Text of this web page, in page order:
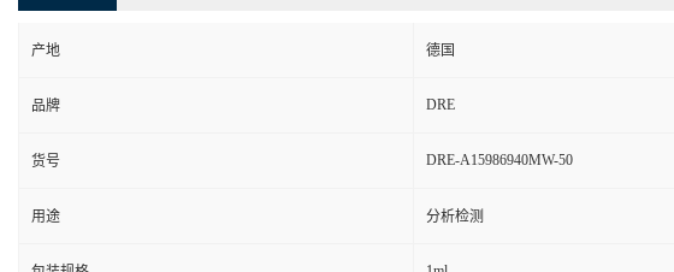
产地 德国
品牌 DRE
货号 DRE-A15986940MW-50
用途 分析检测